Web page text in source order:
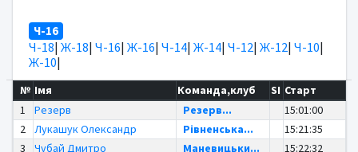
Ч-16
Ч-18| Ж-18| Ч-16| Ж-16| Ч-14| Ж-14| Ч-12| Ж-12| Ч-10|
Ж-10|
№ Імя Команда,клуб SI Старт
1
Резерв Резерв...
15:01:00
2
Лукашук Олександр Рівненська...
15:21:35
3
Чубай Дмитро Маневицьки...
15:22:32